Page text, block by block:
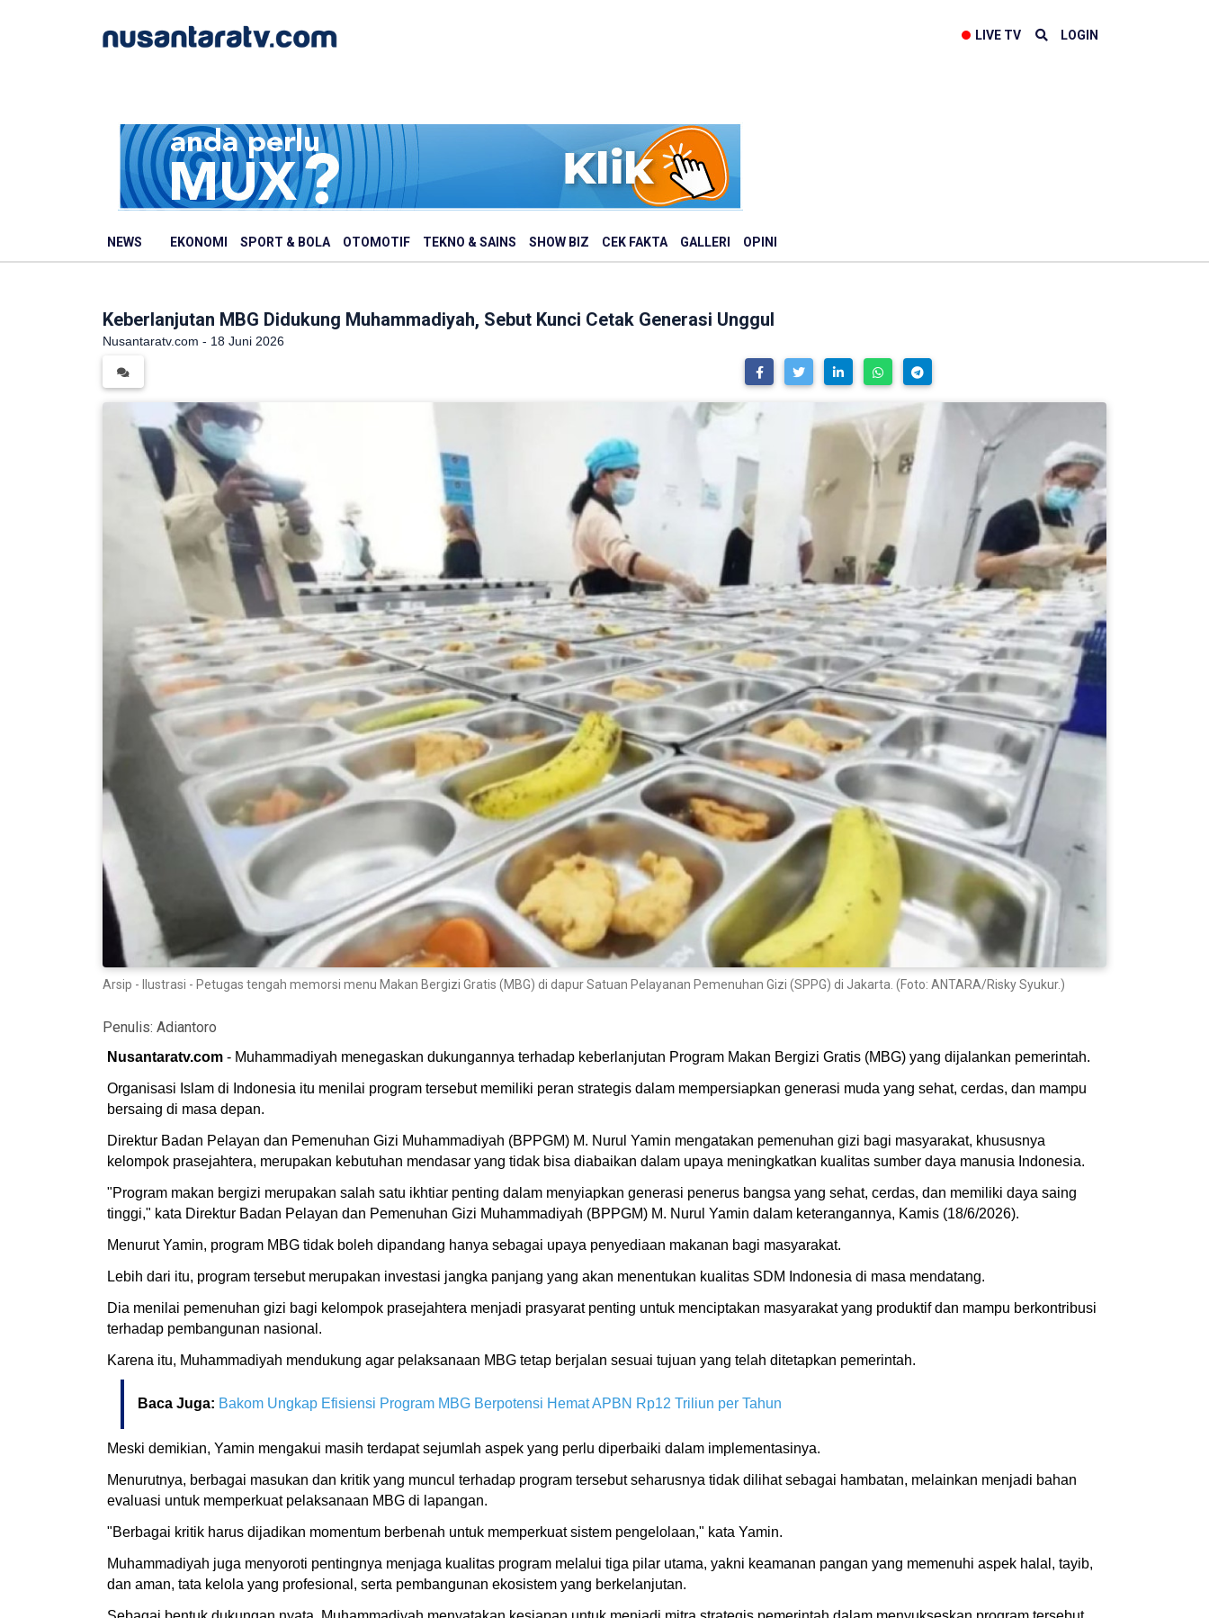
LIVE TV LOGIN
NEWS EKONOMI SPORT & BOLA OTOMOTIF TEKNO & SAINS SHOW BIZ CEK FAKTA GALLERI OPINI
Keberlanjutan MBG Didukung Muhammadiyah, Sebut Kunci Cetak Generasi Unggul
Nusantaratv.com - 18 Juni 2026
Arsip - Ilustrasi - Petugas tengah memorsi menu Makan Bergizi Gratis (MBG) di dapur Satuan Pelayanan Pemenuhan Gizi (SPPG) di Jakarta. (Foto: ANTARA/Risky Syukur.)
Penulis: Adiantoro
Nusantaratv.com - Muhammadiyah menegaskan dukungannya terhadap keberlanjutan Program Makan Bergizi Gratis (MBG) yang dijalankan pemerintah.
Organisasi Islam di Indonesia itu menilai program tersebut memiliki peran strategis dalam mempersiapkan generasi muda yang sehat, cerdas, dan mampu
bersaing di masa depan.
Direktur Badan Pelayan dan Pemenuhan Gizi Muhammadiyah (BPPGM) M. Nurul Yamin mengatakan pemenuhan gizi bagi masyarakat, khususnya
kelompok prasejahtera, merupakan kebutuhan mendasar yang tidak bisa diabaikan dalam upaya meningkatkan kualitas sumber daya manusia Indonesia.
"Program makan bergizi merupakan salah satu ikhtiar penting dalam menyiapkan generasi penerus bangsa yang sehat, cerdas, dan memiliki daya saing
tinggi," kata Direktur Badan Pelayan dan Pemenuhan Gizi Muhammadiyah (BPPGM) M. Nurul Yamin dalam keterangannya, Kamis (18/6/2026).
Menurut Yamin, program MBG tidak boleh dipandang hanya sebagai upaya penyediaan makanan bagi masyarakat.
Lebih dari itu, program tersebut merupakan investasi jangka panjang yang akan menentukan kualitas SDM Indonesia di masa mendatang.
Dia menilai pemenuhan gizi bagi kelompok prasejahtera menjadi prasyarat penting untuk menciptakan masyarakat yang produktif dan mampu berkontribusi
terhadap pembangunan nasional.
Karena itu, Muhammadiyah mendukung agar pelaksanaan MBG tetap berjalan sesuai tujuan yang telah ditetapkan pemerintah.
Baca Juga: Bakom Ungkap Efisiensi Program MBG Berpotensi Hemat APBN Rp12 Triliun per Tahun
Meski demikian, Yamin mengakui masih terdapat sejumlah aspek yang perlu diperbaiki dalam implementasinya.
Menurutnya, berbagai masukan dan kritik yang muncul terhadap program tersebut seharusnya tidak dilihat sebagai hambatan, melainkan menjadi bahan
evaluasi untuk memperkuat pelaksanaan MBG di lapangan.
"Berbagai kritik harus dijadikan momentum berbenah untuk memperkuat sistem pengelolaan," kata Yamin.
Muhammadiyah juga menyoroti pentingnya menjaga kualitas program melalui tiga pilar utama, yakni keamanan pangan yang memenuhi aspek halal, tayib,
dan aman, tata kelola yang profesional, serta pembangunan ekosistem yang berkelanjutan.